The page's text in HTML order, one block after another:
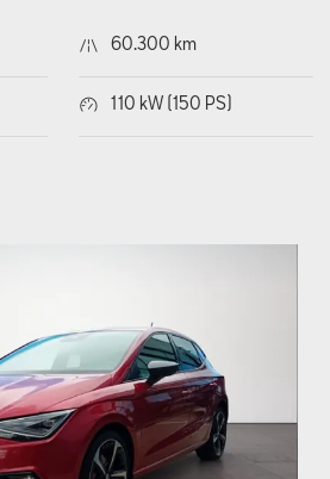
60.300 km
110 kW (150 PS)